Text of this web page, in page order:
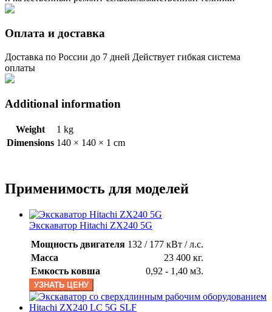
Оплата и доставка
Доставка по России до 7 дней Действует гибкая система
оплаты
Additional information
Weight
1 kg
Dimensions 140 × 140 × 1 cm
Применимость для моделей
Экскаватор Hitachi ZX240 5G
Мощность двигателя 132 / 177 кВт / л.с.
Масса
23 400 кг.
Емкость ковша
0,92 - 1,40 м3.
УЗНАТЬ ЦЕНУ